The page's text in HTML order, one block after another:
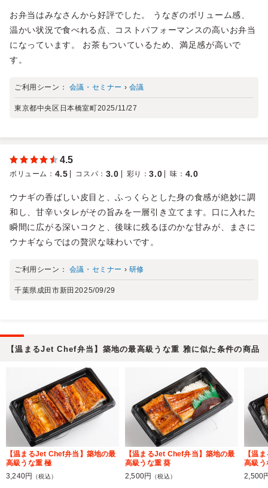
お弁当はみなさんから好評でした。 うなぎのボリューム感、
温かい状況で食べれる点、コストパフォーマンスの高いお弁当
になっています。 お茶もついているため、満足感が高いで
す。
ご利用シーン： 会議・セミナー › 会議
東京都中央区日本橋室町2025/11/27
4.5
ボリューム ： 4.5 コスパ ： 3.0 彩り ：3.0 味 ： 4.0
ウナギの香ばしい皮目と、ふっくらとした身の食感が絶妙に調
和し、甘辛いタレがその旨みを一層引き立てます。口に入れた
瞬間に広がる深いコクと、後味に残るほのかな甘みが、まさに
ウナギならではの贅沢な味わいです。
ご利用シーン： 会議・セミナー › 研修
千葉県成田市新田 2025/09/29
【温まるJet Chef弁当】築地の最高級うな重 雅に似た条件の商品
【温まるJet Chef弁当】築地の最
高級うな重 極
3,240円
（税込）
【温まるJet Chef弁当】築地の最
高級うな重 葵
2,500円
（税込）
【温
高級う
2,500